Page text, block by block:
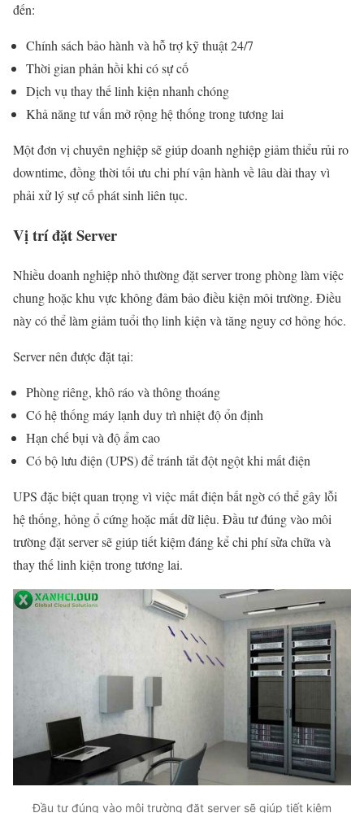
đến:
Chính sách bảo hành và hỗ trợ kỹ thuật 24/7
Thời gian phản hồi khi có sự cố
Dịch vụ thay thế linh kiện nhanh chóng
Khả năng tư vấn mở rộng hệ thống trong tương lai
Một đơn vị chuyên nghiệp sẽ giúp doanh nghiệp giảm thiểu rủi ro
downtime, đồng thời tối ưu chi phí vận hành về lâu dài thay vì
phải xử lý sự cố phát sinh liên tục.
Vị trí đặt Server
Nhiều doanh nghiệp nhỏ thường đặt server trong phòng làm việc
chung hoặc khu vực không đảm bảo điều kiện môi trường. Điều
này có thể làm giảm tuổi thọ linh kiện và tăng nguy cơ hỏng hóc.
Server nên được đặt tại:
Phòng riêng, khô ráo và thông thoáng
Có hệ thống máy lạnh duy trì nhiệt độ ổn định
Hạn chế bụi và độ ẩm cao
Có bộ lưu điện (UPS) để tránh tắt đột ngột khi mất điện
UPS đặc biệt quan trọng vì việc mất điện bất ngờ có thể gây lỗi
hệ thống, hỏng ổ cứng hoặc mất dữ liệu. Đầu tư đúng vào môi
trường đặt server sẽ giúp tiết kiệm đáng kể chi phí sửa chữa và
thay thế linh kiện trong tương lai.
Đầu tư đúng vào môi trường đặt server sẽ giúp tiết kiệm